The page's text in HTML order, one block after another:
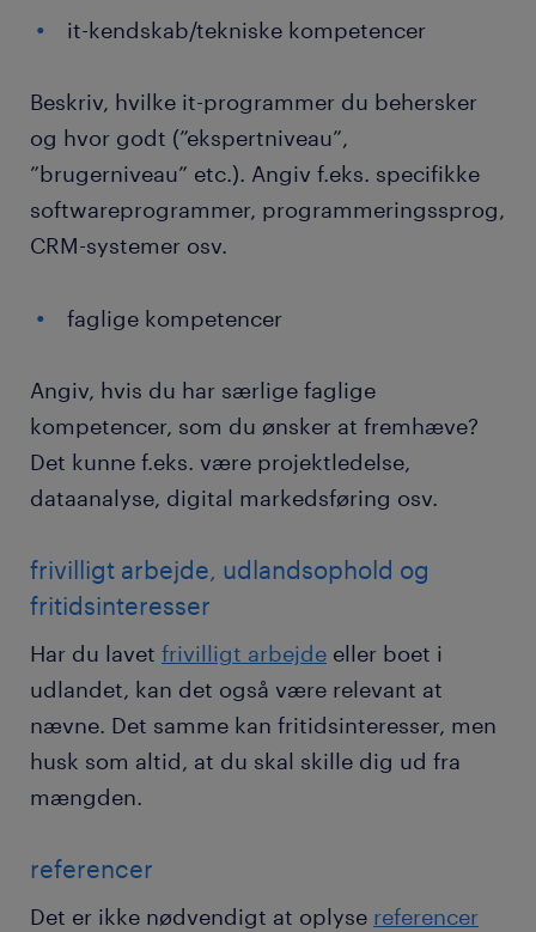
it-kendskab/tekniske kompetencer
Beskriv, hvilke it-programmer du behersker
og hvor godt (”ekspertniveau”,
”brugerniveau” etc.). Angiv f.eks. specifikke
softwareprogrammer, programmeringssprog,
CRM-systemer osv.
faglige kompetencer
Angiv, hvis du har særlige faglige
kompetencer, som du ønsker at fremhæve?
Det kunne f.eks. være projektledelse,
dataanalyse, digital markedsføring osv.
frivilligt arbejde, udlandsophold og
fritidsinteresser
Har du lavet frivilligt arbejde eller boet i
udlandet, kan det også være relevant at
nævne. Det samme kan fritidsinteresser, men
husk som altid, at du skal skille dig ud fra
mængden.
referencer
Det er ikke nødvendigt at oplyse referencer